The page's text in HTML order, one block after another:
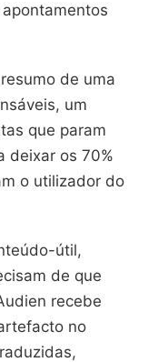
de uma
um
que param
deixar os 70%
o utilizador do
útil,
de que
recebe
no